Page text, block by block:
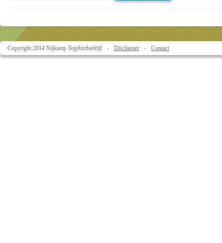
Copyright 2014 Nijkamp Tegelzetbedrijf Disclaimer Contact